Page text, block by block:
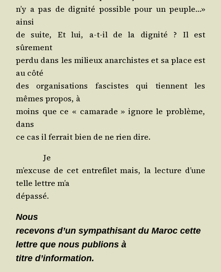
n’y a pas de digni­té pos­sible pour un peuple…»
ainsi
de suite, Et lui, a‑t-il de la digni­té ? Il est
sûrement
per­du dans les milieux anar­chistes et sa place est
au côté
des orga­ni­sa­tions fas­cistes qui tiennent les
mêmes pro­pos, à
moins que ce « cama­rade » ignore le pro­blème,
dans
ce cas il fer­rait bien de ne rien dire.
Je
m’ex­cuse de cet entre­fi­let mais, la lec­ture d’une
telle lettre m’a
dépassé.
Nous
rece­vons d’un sym­pa­thi­sant du Maroc cette
lettre que nous publions à
titre d’information.